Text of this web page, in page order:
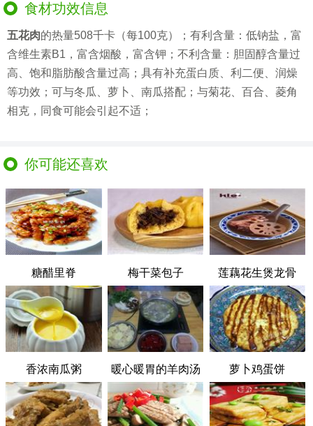
食材功效信息
五花肉的热量508千卡（每100克）；有利含量：低钠盐，富
含维生素B1，富含烟酸，富含钾；不利含量：胆固醇含量过
高、饱和脂肪酸含量过高；具有补充蛋白质、利二便、润燥
等功效；可与冬瓜、萝卜、南瓜搭配；与菊花、百合、菱角
相克，同食可能会引起不适；
你可能还喜欢
糖醋里脊 梅干菜包子 莲藕花生煲龙骨
香浓南瓜粥 暖心暖胃的羊肉汤 萝卜鸡蛋饼